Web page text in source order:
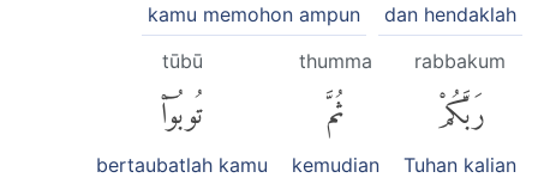
dan hendaklah
kamu memohon ampun
rabbakum
رَبَّكُمْ
Tuhan kalian
thumma
ثُمَّ
kemudian
tūbū
تُوبُوٓا۟
bertaubatlah kamu